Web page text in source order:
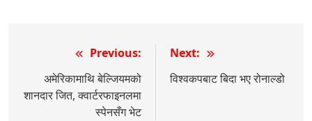
navigation
Previous:
अमेरिकामाथि बेल्जियमको
शानदार जित, क्वार्टरफाइनलमा
स्पेनसँग भेट
Next:
विश्वकपबाट बिदा भए रोनाल्डो